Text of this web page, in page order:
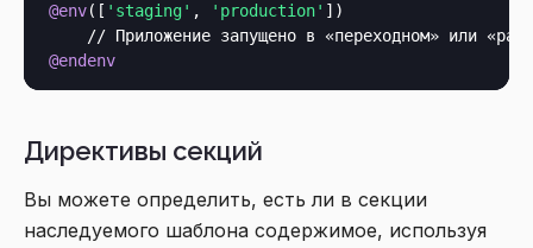
@env([ 'staging' , 'production' ])
@endenv
Директивы секций
Вы можете определить, есть ли в секции
наследуемого шаблона содержимое, используя